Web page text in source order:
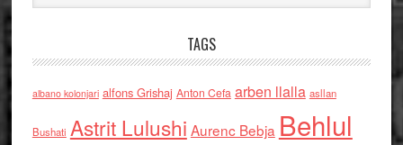
TAGS
albano kolonjari alfons Grishaj Anton Cefa arben llalla asllan
Bushati Astrit Lulushi Aurenc Bebja Behlul